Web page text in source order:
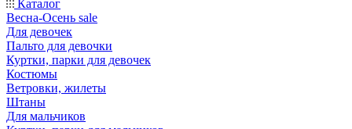
Каталог
Весна-Осень sale
Для девочек
Пальто для девочки
Куртки, парки для девочек
Костюмы
Ветровки, жилеты
Штаны
Для мальчиков